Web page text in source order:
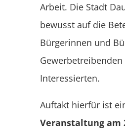
Arbeit. Die Stadt
bewusst auf die
Bürgerinnen und
Interessierten.
Auftakt hierfür ist
Veranstaltung am